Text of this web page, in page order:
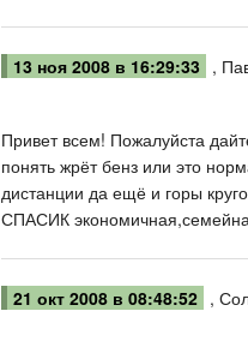
13 ноя 2008 в 16:29:33 ,
Привет всем! Пожалуйста
понять жрёт бенз или это
дистанции да ещё и горы
СПАСИК
21 окт 2008 в 08:48:52 ,